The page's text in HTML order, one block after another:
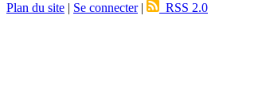
Plan du site | Se connecter| RSS 2.0